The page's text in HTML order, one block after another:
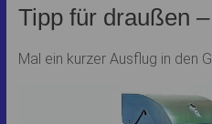
Tipp für draußen
Mal ein kurzer Ausflug in den